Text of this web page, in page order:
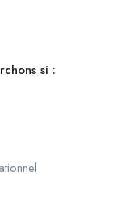
si :